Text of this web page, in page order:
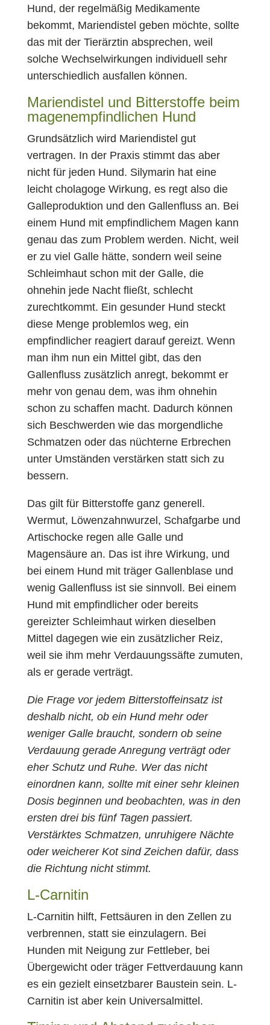
Hund, der regelmäßig Medikamente
bekommt, Mariendistel geben möchte, sollte
das mit der Tierärztin absprechen, weil
solche Wechselwirkungen individuell sehr
unterschiedlich ausfallen können.
Mariendistel und Bitterstoffe beim
magenempfindlichen Hund
Grundsätzlich wird Mariendistel gut
vertragen. In der Praxis stimmt das aber
nicht für jeden Hund. Silymarin hat eine
leicht cholagoge Wirkung, es regt also die
Galleproduktion und den Gallenfluss an. Bei
einem Hund mit empfindlichem Magen kann
genau das zum Problem werden. Nicht, weil
er zu viel Galle hätte, sondern weil seine
Schleimhaut schon mit der Galle, die
ohnehin jede Nacht fließt, schlecht
zurechtkommt. Ein gesunder Hund steckt
diese Menge problemlos weg, ein
empfindlicher reagiert darauf gereizt. Wenn
man ihm nun ein Mittel gibt, das den
Gallenfluss zusätzlich anregt, bekommt er
mehr von genau dem, was ihm ohnehin
schon zu schaffen macht. Dadurch können
sich Beschwerden wie das morgendliche
Schmatzen oder das nüchterne Erbrechen
unter Umständen verstärken statt sich zu
bessern.
Das gilt für Bitterstoffe ganz generell.
Wermut, Löwenzahnwurzel, Schafgarbe und
Artischocke regen alle Galle und
Magensäure an. Das ist ihre Wirkung, und
bei einem Hund mit träger Gallenblase und
wenig Gallenfluss ist sie sinnvoll. Bei einem
Hund mit empfindlicher oder bereits
gereizter Schleimhaut wirken dieselben
Mittel dagegen wie ein zusätzlicher Reiz,
weil sie ihm mehr Verdauungssäfte zumuten,
als er gerade verträgt.
Die Frage vor jedem Bitterstoffeinsatz ist
deshalb nicht, ob ein Hund mehr oder
weniger Galle braucht, sondern ob seine
Verdauung gerade Anregung verträgt oder
eher Schutz und Ruhe. Wer das nicht
einordnen kann, sollte mit einer sehr kleinen
Dosis beginnen und beobachten, was in den
ersten drei bis fünf Tagen passiert.
Verstärktes Schmatzen, unruhigere Nächte
oder weicherer Kot sind Zeichen dafür, dass
die Richtung nicht stimmt.
L-Carnitin
L-Carnitin hilft, Fettsäuren in den Zellen zu
verbrennen, statt sie einzulagern. Bei
Hunden mit Neigung zur Fettleber, bei
Übergewicht oder träger Fettverdauung kann
es ein gezielt einsetzbarer Baustein sein. L-
Carnitin ist aber kein Universalmittel.